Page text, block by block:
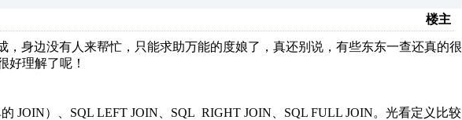
楼主
，身边没有人来帮忙，只能求助万能的度娘了，真还别说，有些东东一查还真的很
好理解了呢！
JOIN）、SQL LEFT JOIN、SQL RIGHT JOIN、SQL FULL JOIN。光看定义比较